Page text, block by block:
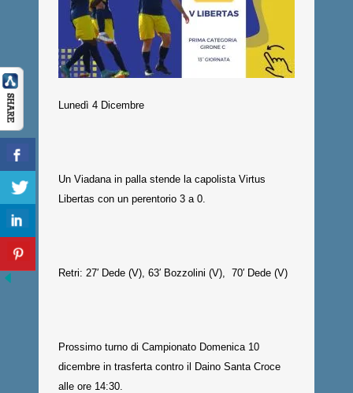
Lunedì 4 Dicembre
Un Viadana in palla stende la capolista Virtus
Libertas con un perentorio 3 a 0.
Retri: 27′ Dede (V), 63′ Bozzolini (V), 70′ Dede (V)
Prossimo turno di Campionato Domenica 10
dicembre in trasferta contro il Daino Santa Croce
alle ore 14:30.